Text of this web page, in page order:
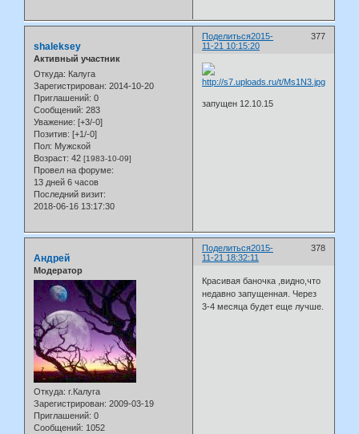
Поделиться 377
2015-
11-21 10:15:20
shaleksey
Активный участник
Откуда: Калуга
Зарегистрирован: 2014-10-20
Приглашений: 0
Сообщений: 283
Уважение: [+3/-0]
Позитив: [+1/-0]
Пол: Мужской
Возраст: 42 [1983-10-09]
Провел на форуме:
13 дней 6 часов
Последний визит:
2018-06-16 13:17:30
запущен 12.10.15
Поделиться 378
2015-
11-21 18:32:11
Андрей
Модератор
Откуда: г.Калуга
Зарегистрирован: 2009-03-19
Приглашений: 0
Сообщений: 1052
Красивая баночка ,видно,что
недавно запущенная. Через
3-4 месяца будет еще лучше.